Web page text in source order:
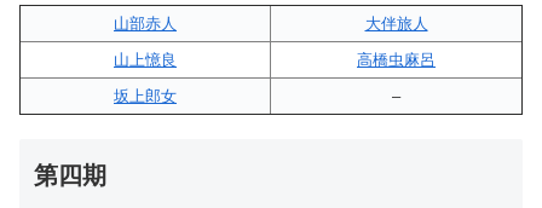
山部赤人
大伴旅人
山上憶良
高橋虫麻呂
坂上郎女
–
第四期